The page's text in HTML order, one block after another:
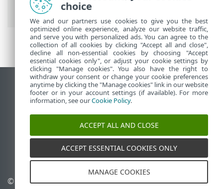
ESET SysInspector
데스크톱 사이트 보기
End of Life
ESET 지식 베이스
ESET Status Portal
국가별 지원
© 1992 - 2025 ESET, spol. s
쿠키 관리
choice
We and our partners use cookies to give you the best
optimized online experience, analyze our website traffic,
and serve you with personalized ads. You can agree to the
collection of all cookies by clicking "Accept all and close",
decline all non-essential cookies by choosing "Accept
essential cookies only", or adjust your cookie settings by
clicking "Manage cookies". You also have the right to
withdraw your consent or change your cookie preferences
anytime by clicking the "Manage cookies" link in our website
footer or in your account settings (if available). For more
information, see ourCookie Policy.
ACCEPT ALL AND CLOSE
ACCEPT ESSENTIAL COOKIES ONLY
MANAGE COOKIES